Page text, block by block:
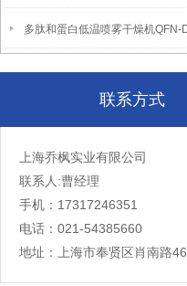
联系方式
上海乔枫实业有限公司
联系人:曹经理
手机：17317246351
电话：021-54385660
地址：上海市奉贤区肖南路